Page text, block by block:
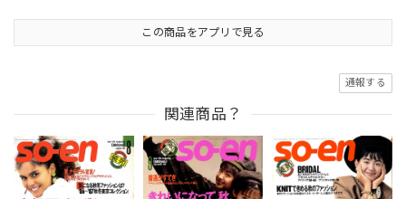
この商品をアプリで見る
通報する
関連商品？